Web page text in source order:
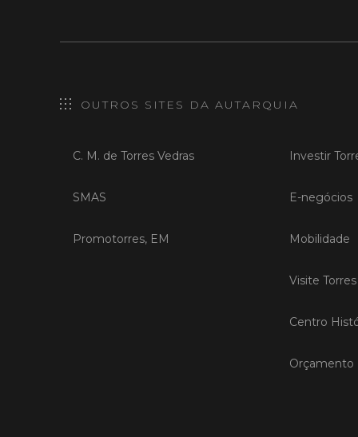
OUTROS SITES DA AUTARQUIA
C. M. de Torres Vedras
SMAS
Promotorres, EM
Investir
E-negócios
Mobilidade
Visite
Centro
Orçamento